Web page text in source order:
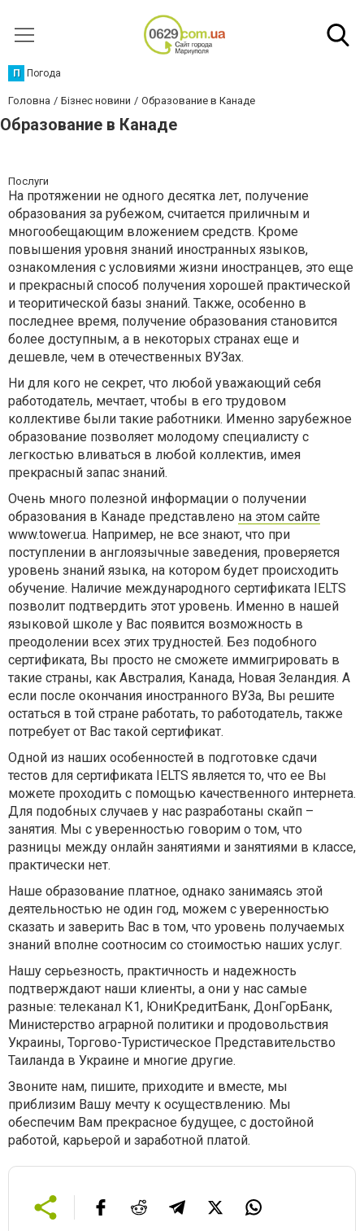
П Погода
Головна Бізнес новини Образование в Канаде
Образование в Канаде
Послуги
На протяжении не одного десятка лет, получение
образования за рубежом, считается приличным и
многообещающим вложением средств. Кроме
повышения уровня знаний иностранных языков,
ознакомления с условиями жизни иностранцев, это еще
и прекрасный способ получения хорошей практической
и теоритической базы знаний. Также, особенно в
последнее время, получение образования становится
более доступным, а в некоторых странах еще и
дешевле, чем в отечественных ВУЗах.
Ни для кого не секрет, что любой уважающий себя
работодатель, мечтает, чтобы в его трудовом
коллективе были такие работники. Именно зарубежное
образование позволяет молодому специалисту с
легкостью вливаться в любой коллектив, имея
прекрасный запас знаний.
Очень много полезной информации о получении
образования в Канаде представлено на этом сайте
www.tower.ua. Например, не все знают, что при
поступлении в англоязычные заведения, проверяется
уровень знаний языка, на котором будет происходить
обучение. Наличие международного сертификата IELTS
позволит подтвердить этот уровень. Именно в нашей
языковой школе у Вас появится возможность в
преодолении всех этих трудностей. Без подобного
сертификата, Вы просто не сможете иммигрировать в
такие страны, как Австралия, Канада, Новая Зеландия. А
если после окончания иностранного ВУЗа, Вы решите
остаться в той стране работать, то работодатель, также
потребует от Вас такой сертификат.
Одной из наших особенностей в подготовке сдачи
тестов для сертификата IELTS является то, что ее Вы
можете проходить с помощью качественного интернета.
Для подобных случаев у нас разработаны скайп –
занятия. Мы с уверенностью говорим о том, что
разницы между онлайн занятиями и занятиями в классе,
практически нет.
Наше образование платное, однако занимаясь этой
деятельностью не один год, можем с уверенностью
сказать и заверить Вас в том, что уровень получаемых
знаний вполне соотносим со стоимостью наших услуг.
Нашу серьезность, практичность и надежность
подтверждают наши клиенты, а они у нас самые
разные: телеканал К1, ЮниКредитБанк, ДонГорБанк,
Министерство аграрной политики и продовольствия
Украины, Торгово-Туристическое Представительство
Таиланда в Украине и многие другие.
Звоните нам, пишите, приходите и вместе, мы
приблизим Вашу мечту к осуществлению. Мы
обеспечим Вам прекрасное будущее, с достойной
работой, карьерой и заработной платой.